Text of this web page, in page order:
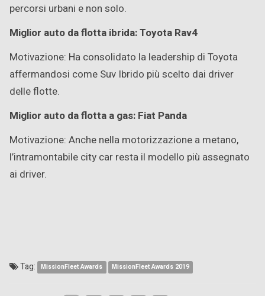
percorsi urbani e non solo.
Miglior auto da flotta ibrida: Toyota Rav4
Motivazione: Ha consolidato la leadership di Toyota
affermandosi come Suv Ibrido più scelto dai driver
delle flotte.
Miglior auto da flotta a gas: Fiat Panda
Motivazione: Anche nella motorizzazione a metano,
l’intramontabile city car resta il modello più assegnato
ai driver.
Tag: MissionFleet Awards MissionFleet Awards 2019